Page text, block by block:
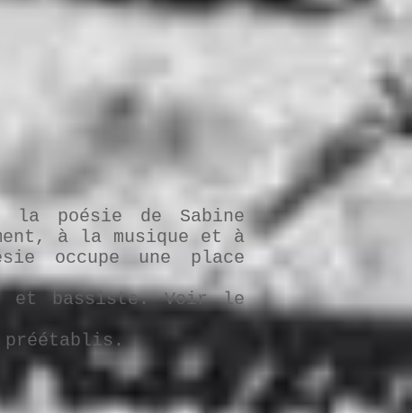
poésie de Sabine
à la musique et à
occupe une place
et bassiste. Voir le
préétablis.